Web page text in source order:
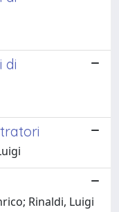
di
Rinaldi, Luigi